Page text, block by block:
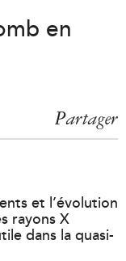
en
Partager
et l’évolution
rayons X
dans la quasi-